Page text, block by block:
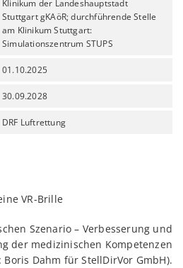
Klinikum der Landeshauptstadt
Stuttgart gKAöR; durchführende Stelle
am Klinikum Stuttgart:
Simulationszentrum STUPS
01.10.2025
30.09.2028
DRF Luftrettung
Szenario – Verbesserung und
der medizinischen Kompetenzen
Boris Dahm für StellDirVor GmbH).